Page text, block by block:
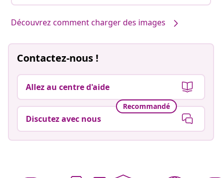
Découvrez comment charger des images
Contactez-nous !
Allez au centre d'aide
Recommandé
Discutez avec nous